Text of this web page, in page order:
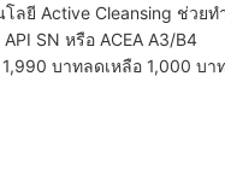
ลยี Active Cleansing ช่วย
SN หรือ ACEA A3/B4
บาทลดเหลือ 1,000 บา